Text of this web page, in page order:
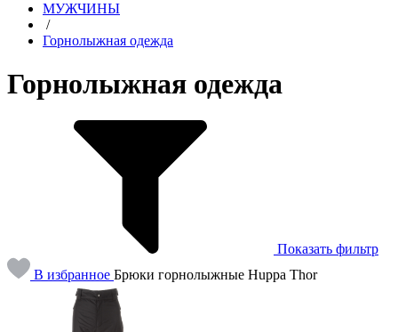
МУЖЧИНЫ
/
Горнолыжная одежда
Горнолыжная одежда
Показать фильтр
В избранное Брюки горнолыжные Huppa Thor